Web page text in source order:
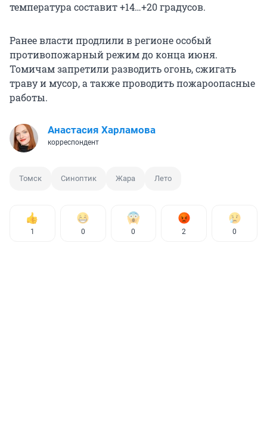
температура составит +14…+20 градусов.
Ранее власти продлили в регионе особый
противопожарный режим до конца июня.
Томичам запретили разводить огонь, сжигать
траву и мусор, а также проводить пожароопасные
работы.
Анастасия Харламова
корреспондент
Томск Синоптик Жара Лето
1 0 0 2 0